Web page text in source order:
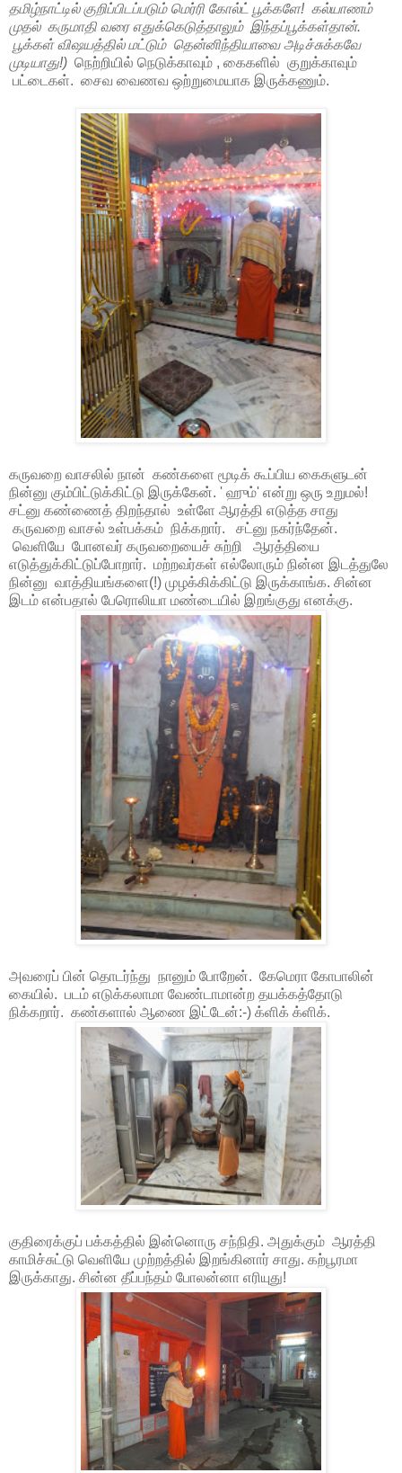
தமிழ்நாட்டில் குறிப்பிடப்படும் மெர்ரி கோல்ட் பூக்களே! கல்யாணம்
முதல் கருமாதி வரை எதுக்கெடுத்தாலும் இந்தப்பூக்கள்தான்.
பூக்கள் விஷயத்தில் மட்டும் தென்னிந்தியாவை அடிச்சுக்கவே
முடியாது!) நெற்றியில் நெடுக்காவும் , கைகளில் குறுக்காவும்
பட்டைகள். சைவ வைணவ ஒற்றுமையாக இருக்கணும்.
கருவறை வாசலில் நான் கண்களை மூடிக் கூப்பிய கைகளுடன்
நின்னு கும்பிட்டுக்கிட்டு இருக்கேன். ' ஹும்' என்று ஒரு உறுமல்!
சட்னு கண்ணைத் திறந்தால் உள்ளே ஆரத்தி எடுத்த சாது
கருவறை வாசல் உள்பக்கம் நிக்கறார். சட்னு நகர்ந்தேன்.
வெளியே போனவர் கருவறையைச் சுற்றி ஆரத்தியை
எடுத்துக்கிட்டுப்போறார். மற்றவர்கள் எல்லோரும் நின்ன இடத்துலே
நின்னு வாத்தியங்களை(!) முழக்கிக்கிட்டு இருக்காங்க. சின்ன
இடம் என்பதால் பேரொலியா மண்டையில் இறங்குது எனக்கு.
அவரைப் பின் தொடர்ந்து நானும் போறேன். கேமெரா கோபாலின்
கையில். படம் எடுக்கலாமா வேண்டாமான்ற தயக்கத்தோடு
நிக்கறார். கண்களால் ஆணை இட்டேன்:-) க்ளிக் க்ளிக்.
குதிரைக்குப் பக்கத்தில் இன்னொரு சந்நிதி. அதுக்கும் ஆரத்தி
காமிச்சுட்டு வெளியே முற்றத்தில் இறங்கினார் சாது. கற்பூரமா
இருக்காது. சின்ன தீப்பந்தம் போலன்னா எரியுது!